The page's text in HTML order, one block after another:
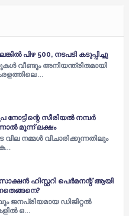
പിഴ 500, നടപടി കടുപ്പിച്ചു
വീണ്ടും അനിയന്ത്രിതമായി
…
നോട്ടിന്റെ സീരിയല്‍ നമ്പർ
മൂന്ന് ലക്ഷം
നമ്മള്‍ വിചാരിക്കുന്നതിലും
ഹിസ്റ്ററി പെര്‍മനന്റ് ആയി
ജനപ്രിയമായ ഡിജിറ്റല്‍
ഒ…